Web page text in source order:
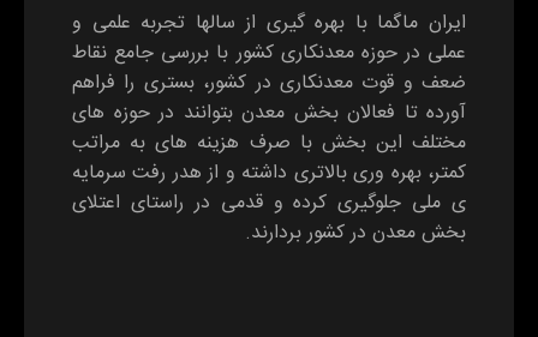
ایران ماگما با بهره گیری از سالها تجربه علمی و
عملی در حوزه معدنکاری کشور با بررسی جامع نقاط
ضعف و قوت معدنکاری در کشور، بستری را فراهم
آورده تا فعالان بخش معدن بتوانند در حوزه های
مختلف این بخش با صرف هزینه های به مراتب
کمتر، بهره وری بالاتری داشته و از هدر رفت سرمایه
ی ملی جلوگیری کرده و قدمی در راستای اعتلای
بخش معدن در کشور بردارند.